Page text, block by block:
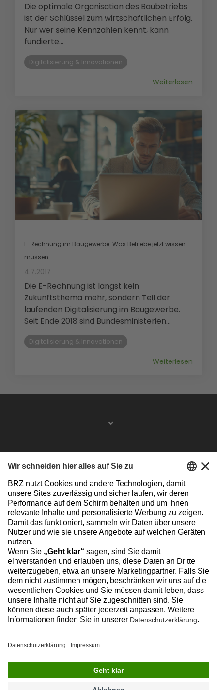
Die optimale Organisation des Baubetriebs
ist der Schlüssel zum wirtschaftlichen Erfolg.
Nur wer seine Kennzahlen kennt, kann
fundierte...
Digitalisierung & Innovationen
Weiterlesen
E-Rechnung im Baugewerbe: Was Betriebe jetzt wissen
müssen
4.7.2017
Die E-Rechnung ist längst kein
Zukunftsthema mehr, sondern Teil der
laufenden Digitalisierung im Baugewerbe.
Seit Ende 2018 sind Bundesministerien...
Digitalisierung & Innovationen
Weiterlesen
Datenschutz Impressum Kontakt
© 2026 BRZ Deutschland GmbH
FacebookInstagramLinkedinYouTube